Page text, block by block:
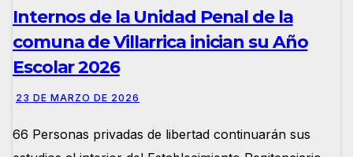
Internos de la Unidad Penal de la
comuna de Villarrica inician su Año
Escolar 2026
23 DE MARZO DE 2026
66 Personas privadas de libertad continuarán sus